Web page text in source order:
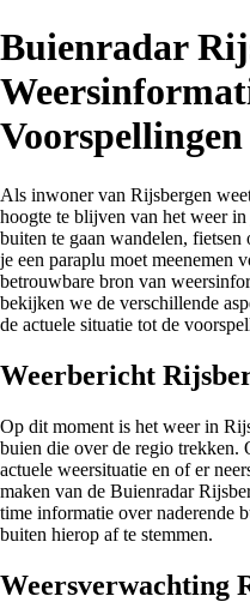
Buienradar
Voorspellingen
Als inwoner van Rijsbergen
hoogte te blijven van het weer
buiten te gaan wandelen,
je een paraplu moet meenemen
betrouwbare bron van
bekijken we de verschillende
de actuele situatie tot de
Weerbericht
Op dit moment is het weer in
buien die over de regio trekken.
actuele weersituatie en of er
maken van de Buienradar
time informatie over naderende
buiten hierop af te stemmen.
Weersverwachting